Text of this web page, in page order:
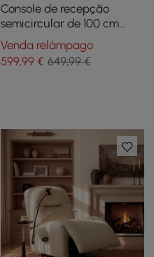
Console de recepção
semicircular de 100 cm
com tampo em pedra
sinterizada branca
Venda relâmpago
599,99€ 649,99 €